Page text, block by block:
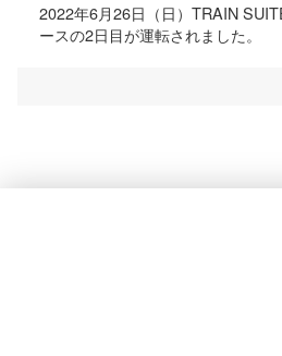
2022年6月26日（日）TRAIN
ースの2日目が運転されました。